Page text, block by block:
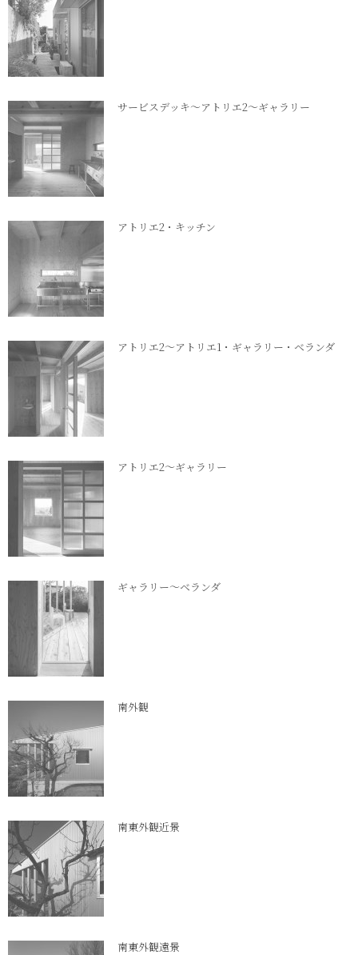
サービスデッキ～アトリエ2～ギャラリー
アトリエ2・キッチン
アトリエ2～アトリエ1・ギャラリー・ベランダ
アトリエ2～ギャラリー
ギャラリー～ベランダ
南外観
南東外観近景
南東外観遠景